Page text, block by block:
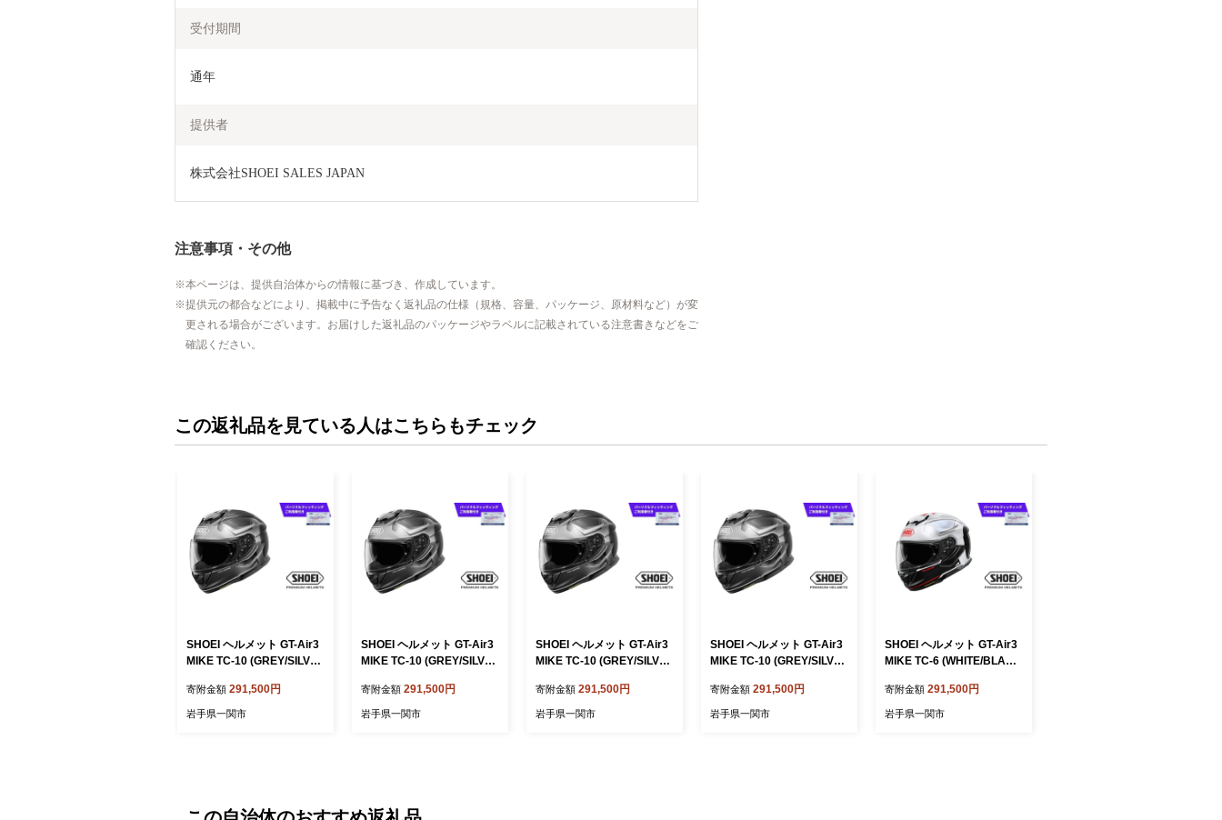
受付期間
通年
提供者
株式会社SHOEI SALES JAPAN
注意事項・その他
本ページは、提供自治体からの情報に基づき、作成しています。
提供元の都合などにより、掲載中に予告なく返礼品の仕様（規格、容量、パッケージ、原材料など）が変
更される場合がございます。お届けした返礼品のパッケージやラベルに記載されている注意書きなどをご
確認ください。
この返礼品を見ている人はこちらもチェック
SHOEI ヘルメット GT-Air3
MIKE TC-10 (GREY/SILVE
ィッティングご利用券付 バ
イク フルフェイス ショウエ
寄附金額 291,500円
岩手県一関市
SHOEI ヘルメット GT-Air3
MIKE TC-10 (GREY/SILVE
ッティングご利用券付 バイ
ク フルフェイス ショウエイ
寄附金額 291,500円
岩手県一関市
SHOEI ヘルメット GT-Air3
MIKE TC-10 (GREY/SILVE
ッティングご利用券付 バイ
ク フルフェイス ショウエイ
寄附金額 291,500円
岩手県一関市
SHOEI ヘルメット GT-Air3
MIKE TC-10 (GREY/SILVE
ィッティングご利用券付 バ
イク フルフェイス ショウエ
寄附金額 291,500円
岩手県一関市
SHOEI ヘルメット GT-Air3
MIKE TC-6 (WHITE/BLAC
ィッティングご利用券付 バ
イク フルフェイス ショウエ
寄附金額 291,500円
岩手県一関市